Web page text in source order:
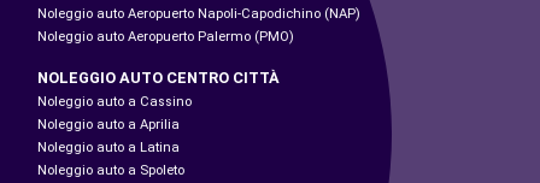
Noleggio auto Aeropuerto Napoli-Capodichino (NAP)
Noleggio auto Aeropuerto Palermo (PMO)
NOLEGGIO AUTO CENTRO CITTÀ
Noleggio auto a Cassino
Noleggio auto a Aprilia
Noleggio auto a Latina
Noleggio auto a Spoleto